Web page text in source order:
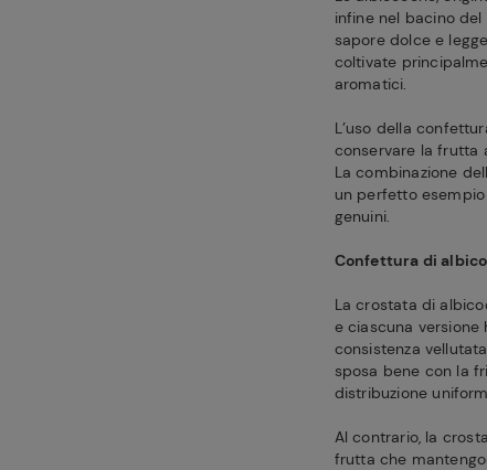
infine nel bacino
sapore dolce e
coltivate
aromatici.
L’uso della
conservare la frutta
La combinazione
un perfetto
genuini.
Confettura di
La crostata di
e ciascuna
consistenza
sposa bene con la
distribuzione
Al contrario, la
frutta che